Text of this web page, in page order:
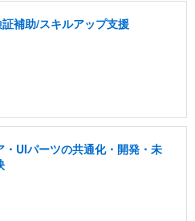
補助/スキルアップ支援
UIパーツの共通化・開発・未